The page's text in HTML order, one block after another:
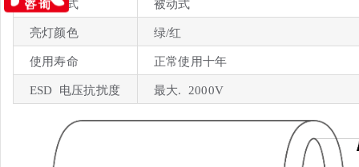
操作模式 被动式
亮灯颜色 绿/红
使用寿命 正常使用十年
ESD 电压抗扰度 最大. 2000V